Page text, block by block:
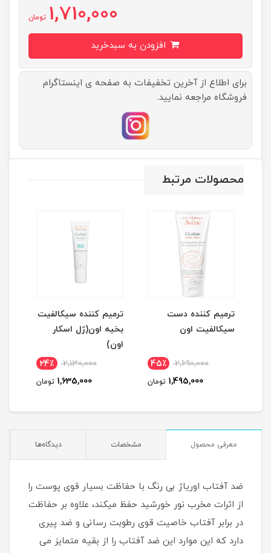
1,710,000 تومان
برای اطلاع از آخرین تخفیفات به صفحه ی اینستاگرام
فروشگاه مراجعه نمایید.
محصولات مرتبط
ترمیم کننده دست
سیکالفیت اون
2,690,000 45٪
1,495,000 تومان
ترمیم کننده سیکالفیت
بخیه اون(ژل اسکار
اون)
2,130,000 24٪
1,635,000 تومان
معرفی محصول مشخصات دیدگاه‌ها
ضد آفتاب اوریاژ بی رنگ با حفاظت بسیار قوی پوست را
از اثرات مخرب نور خورشید حفظ میکند، علاوه بر حفاظت
در برابر آفتاب خاصیت قوی رطوبت رسانی و ضد پیری
دارد که این موارد این ضد آفتاب را از بقیه متمایز می